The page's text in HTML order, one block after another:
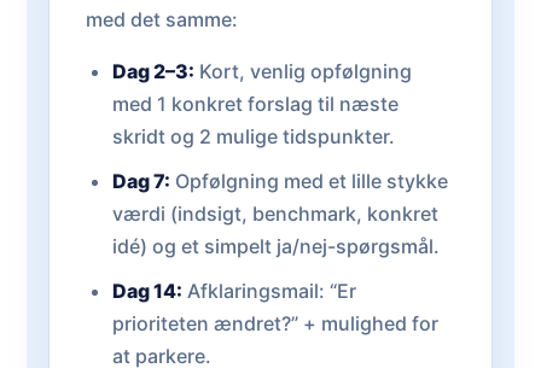
med det samme:
Dag 2–3: Kort, venlig opfølgning
med 1 konkret forslag til næste
skridt og 2 mulige tidspunkter.
Dag 7: Opfølgning med et lille stykke
værdi (indsigt, benchmark, konkret
idé) og et simpelt ja/nej-spørgsmål.
Dag 14: Afklaringsmail: “Er
prioriteten ændret?” + mulighed for
at parkere.